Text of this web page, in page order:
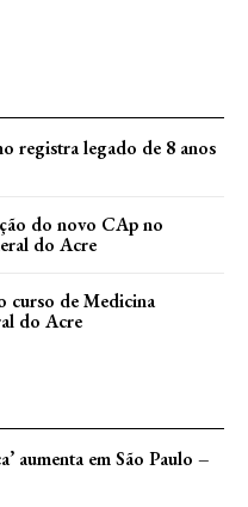
registra legado de 8 anos
do novo CAp no
do Acre
curso de Medicina
do Acre
aumenta em São Paulo –